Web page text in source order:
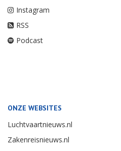
Instagram
RSS
Podcast
ONZE WEBSITES
Luchtvaartnieuws.nl
Zakenreisnieuws.nl